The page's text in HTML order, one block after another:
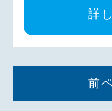
詳
前